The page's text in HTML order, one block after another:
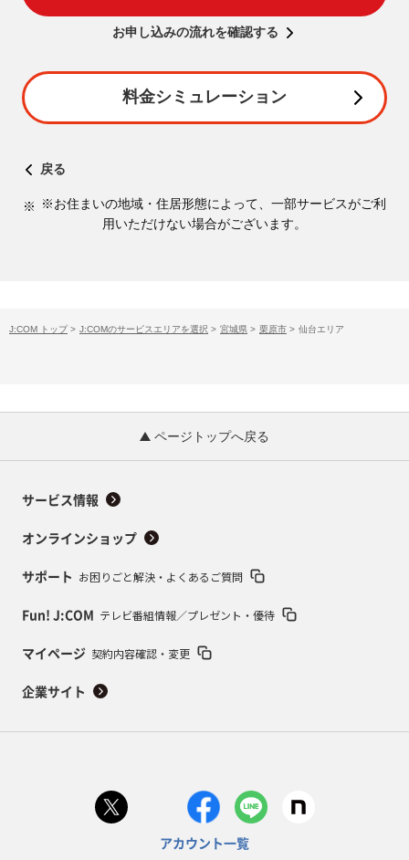
お申し込みの流れを確認する
料金シミュレーション
戻る
※お住まいの地域・住居形態によって、一部サービスがご利
用いただけない場合がございます。
J:COM トップ > J:COMのサービスエリアを選択 > 宮城県 > 栗原市 > 仙台エリア
ページトップへ戻る
サービス情報
オンラインショップ
サポート お困りごと解決・よくあるご質問
Fun! J:COM テレビ番組情報／プレゼント・優待
マイページ 契約内容確認・変更
企業サイト
アカウント一覧